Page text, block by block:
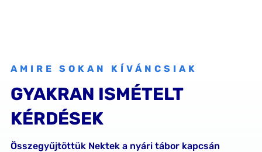
AMIRE SOKAN KÍVÁNCSIAK
GYAKRAN ISMÉTELT
KÉRDÉSEK
Összegyűjtöttük Nektek a nyári tábor kapcsán